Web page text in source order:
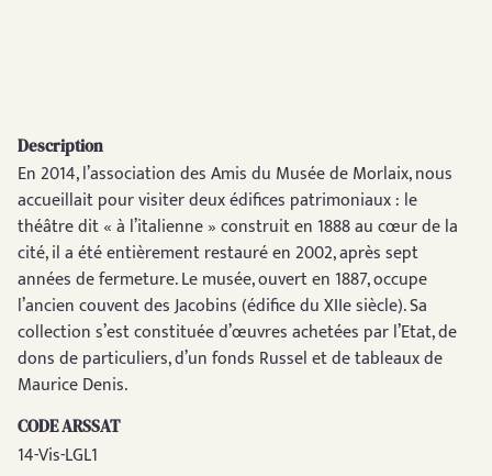
Description
En 2014, l’association des Amis du Musée de Morlaix, nous
accueillait pour visiter deux édifices patrimoniaux : le
théâtre dit « à l’italienne » construit en 1888 au cœur de la
cité, il a été entièrement restauré en 2002, après sept
années de fermeture. Le musée, ouvert en 1887, occupe
l’ancien couvent des Jacobins (édifice du XIIe siècle). Sa
collection s’est constituée d’œuvres achetées par l’Etat, de
dons de particuliers, d’un fonds Russel et de tableaux de
Maurice Denis.
CODE ARSSAT
14-Vis-LGL1